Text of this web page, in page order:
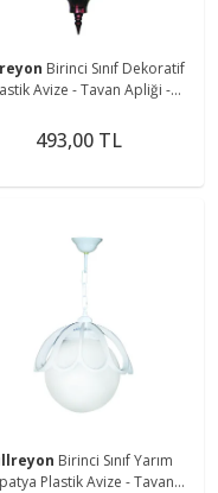
Birinci Sınıf Dekoratif
Avize - Tavan Apliği -
493,00 TL
Birinci Sınıf Yarım
Plastik Avize - Tavan